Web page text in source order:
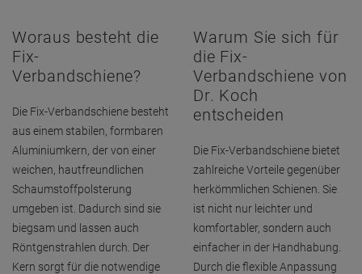
Woraus besteht die
Fix-
Verbandschiene?
Die Fix-Verbandschiene besteht
aus einem stabilen, formbaren
Aluminiumkern, der von einer
weichen, hautfreundlichen
Schaumstoffpolsterung
umgeben ist. Dadurch sind sie
biegsam und lassen auch
Röntgenstrahlen durch. Der
Kern sorgt für die notwendige
Warum Sie sich für
die Fix-
Verbandschiene von
Dr. Koch
entscheiden
Die Fix-Verbandschiene bietet
zahlreiche Vorteile gegenüber
herkömmlichen Schienen. Sie
ist nicht nur leichter und
komfortabler, sondern auch
einfacher in der Handhabung.
Durch die flexible Anpassung